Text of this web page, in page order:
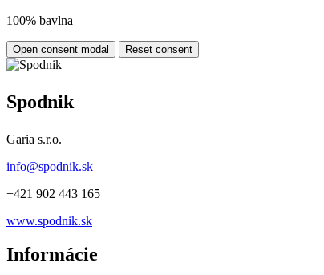
100% bavlna
Open consent modal Reset consent
Spodnik
Garia s.r.o.
info@spodnik.sk
+421 902 443 165
www.spodnik.sk
Informácie